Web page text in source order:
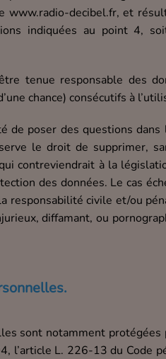
www.radio-decibel.fr, et
indiquées au point 4,
tenue responsable des
chance) consécutifs à
de poser des questions dans
le droit de supprimer,
contreviendrait à la
des données. Le cas
responsabilité civile et/ou
diffamant, ou
sont notamment
l’article L. 226-13 du Code